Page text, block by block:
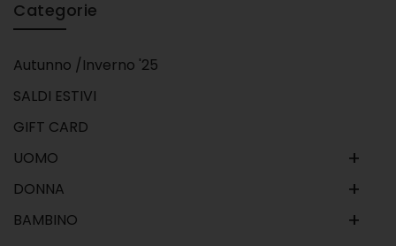
Categorie
Autunno /Inverno '25
SALDI ESTIVI
GIFT CARD
+
UOMO
+
DONNA
+
BAMBINO